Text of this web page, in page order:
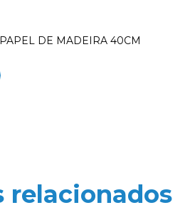
DE MADEIRA 40CM
relacionados